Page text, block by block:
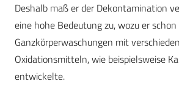
Deshalb maß er der Dekontamination
eine hohe Bedeutung zu, wozu er
Ganzkörperwaschungen mit
Oxidationsmitteln, wie beispielsweise
entwickelte.